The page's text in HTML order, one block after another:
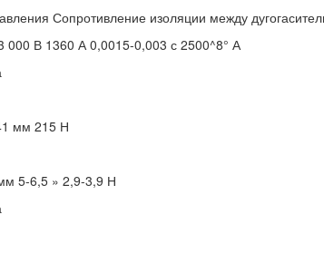
Сопротивление изоляции между
000 В 1360 А 0,0015-0,003 с 2500^8° А
мм 215 Н
5-6,5 » 2,9-3,9 Н